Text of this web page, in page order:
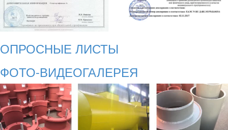
ОПРОСНЫЕ ЛИСТЫ
ФОТО-ВИДЕОГАЛЕРЕЯ